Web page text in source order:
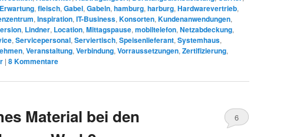
Erwartung, fleisch, Gabel, Gabeln, hamburg, harburg, Hardwarevertrieb,
, Inspiration, IT-Business, Konsorten, Kundenanwendungen,
, Lindner, Location, Mittagspause, mobiltelefon, Netzabdeckung,
, Servicepersonal, Serviertisch, Speisenlieferant, Systemhaus,
, Veranstaltung, Verbindung, Vorraussetzungen, Zertifizierung,
| 8Kommentare
Material bei den
6